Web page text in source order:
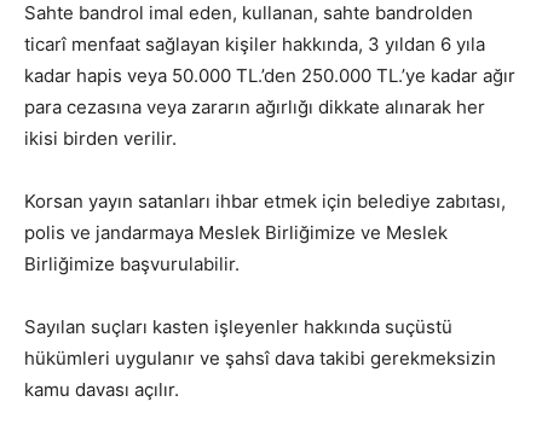
Sahte bandrol imal eden, kullanan, sahte bandrolden
ticarî menfaat sağlayan kişiler hakkında, 3 yıldan 6 yıla
kadar hapis veya 50.000 TL.’den 250.000 TL.’ye kadar ağır
para cezasına veya zararın ağırlığı dikkate alınarak her
ikisi birden verilir.
Korsan yayın satanları ihbar etmek için belediye zabıtası,
polis ve jandarmaya Meslek Birliğimize ve Meslek
Birliğimize başvurulabilir.
Sayılan suçları kasten işleyenler hakkında suçüstü
hükümleri uygulanır ve şahsî dava takibi gerekmeksizin
kamu davası açılır.